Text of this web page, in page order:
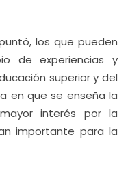
los que pueden
de experiencias y
superior y del
en que se enseña la
interés por la
importante para la